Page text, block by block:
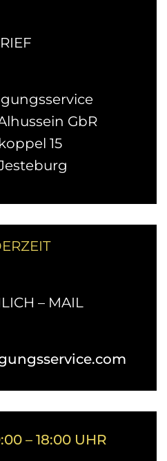
GbR
15
– MAIL
– 18:00 UHR